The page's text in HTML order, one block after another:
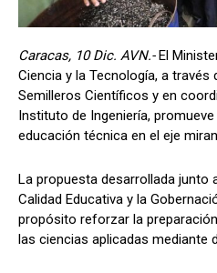
Caracas, 10 Dic. AVN.-El
Ciencia y la Tecnología, a través
Semilleros Científicos y en
Instituto de Ingeniería,
educación técnica en el eje
La propuesta desarrollada junto
Calidad Educativa y la
propósito reforzar la
las ciencias aplicadas mediante